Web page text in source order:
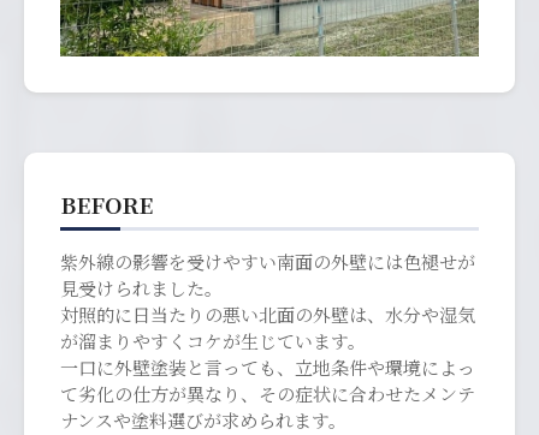
BEFORE
紫外線の影響を受けやすい南面の外壁には色褪せが
見受けられました。
対照的に日当たりの悪い北面の外壁は、水分や湿気
が溜まりやすくコケが生じています。
一口に外壁塗装と言っても、立地条件や環境によっ
て劣化の仕方が異なり、その症状に合わせたメンテ
ナンスや塗料選びが求められます。